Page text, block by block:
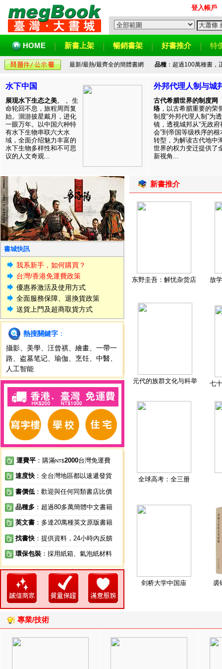
登入帳戶
HOME 新書上架 暢銷書架 好書推介 特
最新/最熱/最齊全的簡體書網 品種：超過100萬種書，
水下中国
展现水下生态之美。 。生
命轮回不息，旅程周而复
始。洄游披星戴月，进化
一眼万年。以中国六种特
有水下生物串联六大水
域，全面介绍魅力丰富的
水下生物多样性和不可思
议的人文奇观...
外邦代理人制与城
古代希腊世界的制度网
络 ，以古希腊重要的荣
制度“外邦代理人制”为透
镜，透视城邦从“无政府
会”到帝国等级秩序的根
转型，为解读古代地中
世界的权力变迁提供了
新视角...
書城快訊
我系新手，如何購買？
台灣/香港免運費政策
優惠券激活及使用方式
全面服務保障、退換貨政策
送貨上門及超商取貨方式
熱搜關鍵字 ：
攝影
美學 汪曾祺 繪畫
一帶一
路
盗墓笔记 瑜伽 烹饪 中醫
人工智能
運費平 ：購滿NT$2000台灣免運費
速度快 ：全台灣地區都以速遞發貨
書價低 ：歡迎與任何同類書店比價
品種多 ：超過80多萬簡體中文書籍
英文書 ：多達20萬種英文原版書籍
找書快 ：提供資料，24小時內反饋
環保包裝 ：採用紙箱、氣泡紙材料
新書推介
东野圭吾：解忧杂货店 放
元代的族群文化与科举 七
全球高考：全三册
剑桥大学中国庙 裘
專業/技術